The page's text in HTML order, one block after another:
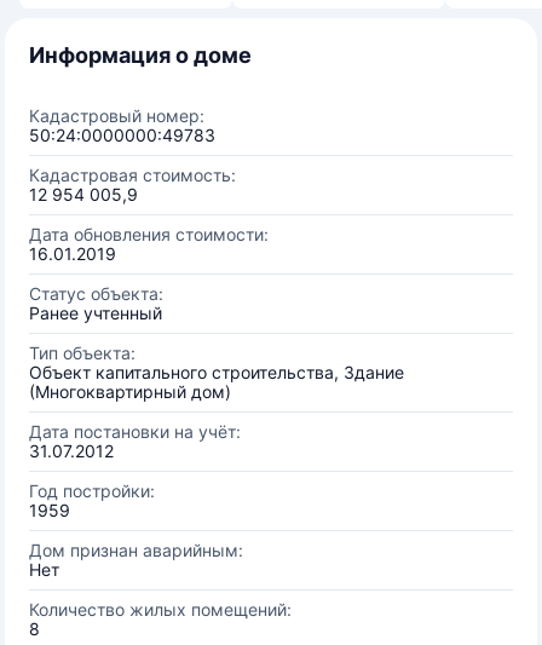
Информация о доме
Кадастровый номер:
50:24:0000000:49783
Кадастровая стоимость:
12 954 005,9
Дата обновления стоимости:
16.01.2019
Статус объекта:
Ранее учтенный
Тип объекта:
Объект капитального строительства, Здание
(Многоквартирный дом)
Дата постановки на учёт:
31.07.2012
Год постройки:
1959
Дом признан аварийным:
Нет
Количество жилых помещений:
8